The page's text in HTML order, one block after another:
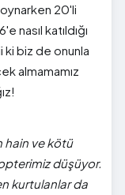
oynarken 20'li
nasıl katıldığı
ki biz de onunla
almamamız
hain ve kötü
düşüyor.
kurtulanlar da